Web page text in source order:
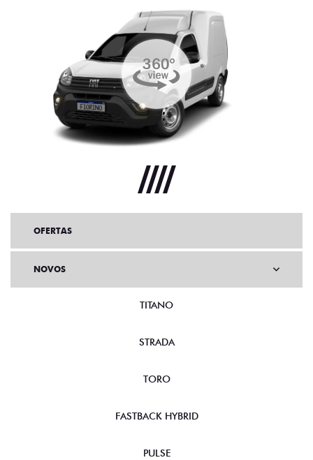
OFERTAS
NOVOS
TITANO
STRADA
TORO
FASTBACK HYBRID
PULSE